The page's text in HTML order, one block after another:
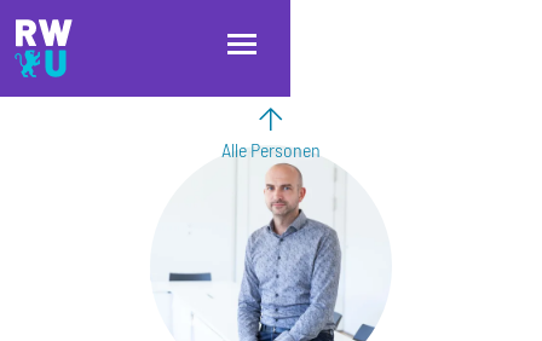
Direkt zum Inhalt
Direkt zur Hauptnavigation
Direkt zum Fußbereich
Alle Personen